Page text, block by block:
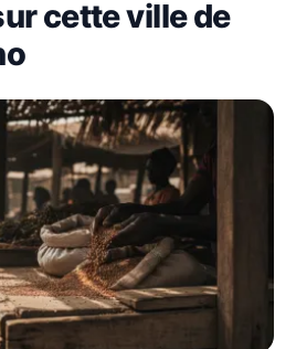
cette ville de